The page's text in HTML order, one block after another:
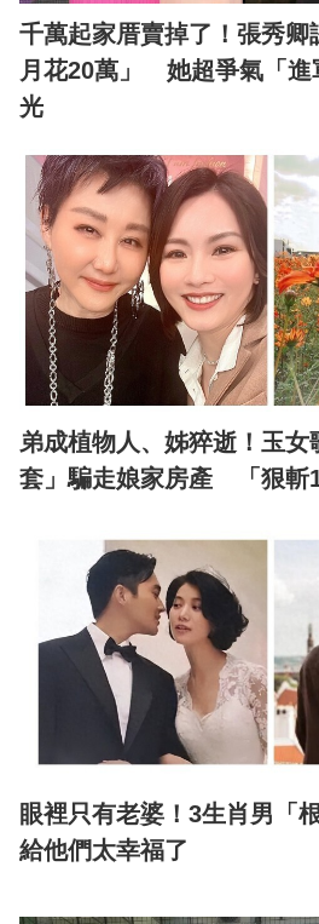
千萬起家厝賣掉了！張秀卿
月花20萬」 她超爭氣「進
光
弟成植物人、姊猝逝！玉女
套」騙走娘家房產 「狠斬
眼裡只有老婆！3生肖男「
給他們太幸福了